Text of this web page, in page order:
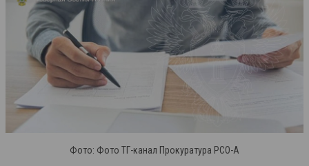
Фото: Фото ТГ-канал Прокуратура РСО-А